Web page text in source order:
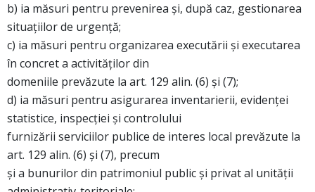
b) ia măsuri pentru prevenirea şi, după caz, gestionarea
situaţiilor de urgenţă;
c) ia măsuri pentru organizarea executării şi executarea
în concret a activităţilor din
domeniile prevăzute la art. 129 alin. (6) şi (7);
d) ia măsuri pentru asigurarea inventarierii, evidenţei
statistice, inspecţiei şi controlului
furnizării serviciilor publice de interes local prevăzute la
art. 129 alin. (6) şi (7), precum
şi a bunurilor din patrimoniul public şi privat al unităţii